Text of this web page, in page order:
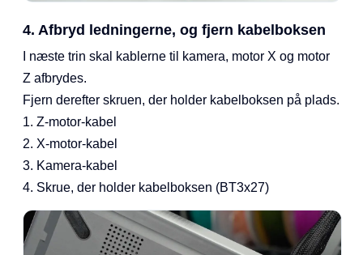
4. Afbryd ledningerne, og fjern kabelboksen
I næste trin skal kablerne til kamera, motor X og motor
Z afbrydes.
Fjern derefter skruen, der holder kabelboksen på plads.
1. Z-motor-kabel
2. X-motor-kabel
3. Kamera-kabel
4. Skrue, der holder kabelboksen (BT3x27)